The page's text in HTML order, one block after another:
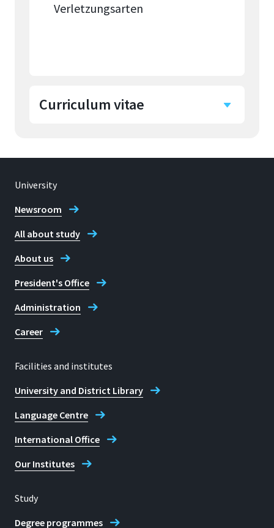
Verletzungsarten
Curriculum vitae
Orthopädie
Seit 2007: Facharzt für
Orthopädie und Unfallchirurgie
2005-2008: Oberarzt der
Universitätsklinik Bonn
Orthopädischen
Gemeinschaftspraxis Bonn
Sieg
University
Newsroom
All about study
About us
President's Office
Administration
Career
Facilities and institutes
University and District Library
Language Centre
International Office
Our Institutes
Study
Degree programmes